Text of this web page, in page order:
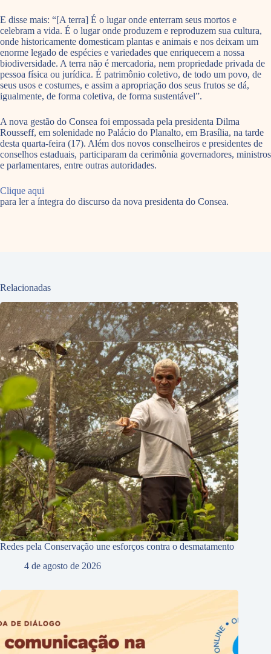
E disse mais: “[A terra] É o lugar onde enterram seus mortos e
celebram a vida. É o lugar onde produzem e reproduzem sua cultura,
onde historicamente domesticam plantas e animais e nos deixam um
enorme legado de espécies e variedades que enriquecem a nossa
biodiversidade. A terra não é mercadoria, nem propriedade privada de
pessoa física ou jurídica. É patrimônio coletivo, de todo um povo, de
seus usos e costumes, e assim a apropriação dos seus frutos se dá,
igualmente, de forma coletiva, de forma sustentável”.
A nova gestão do Consea foi empossada pela presidenta Dilma
Rousseff, em solenidade no Palácio do Planalto, em Brasília, na tarde
desta quarta-feira (17). Além dos novos conselheiros e presidentes de
conselhos estaduais, participaram da cerimônia governadores, ministros
e parlamentares, entre outras autoridades.
Clique aqui
para ler a íntegra do discurso da nova presidenta do Consea.
Relacionadas
Redes pela Conservação une esforços contra o desmatamento
4 de agosto de 2026